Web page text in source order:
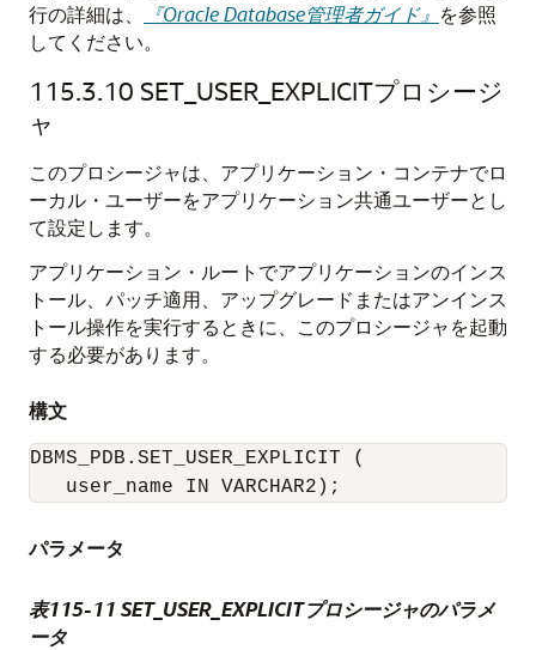
行の詳細は、
『Oracle Database管理者ガイド』 を参照
してください。
115.3.10 SET_USER_EXPLICITプロシージ
ャ
このプロシージャは、アプリケーション・コンテナでロ
ーカル・ユーザーをアプリケーション共通ユーザーとし
て設定します。
アプリケーション・ルートでアプリケーションのインス
トール、パッチ適用、アップグレードまたはアンインス
トール操作を実行するときに、このプロシージャを起動
する必要があります。
構文
DBMS_PDB.SET_USER_EXPLICIT (
パラメータ
表115-11 SET_USER_EXPLICITプロシージャのパラメ
ータ